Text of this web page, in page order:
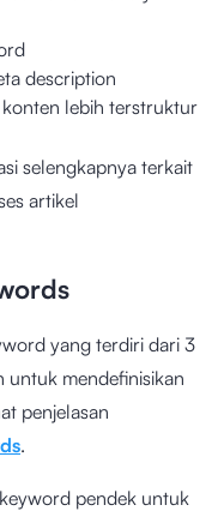
description
lebih terstruktur
selengkapnya terkait
artikel
yang terdiri dari 3
untuk mendefinisikan
penjelasan
.
pendek untuk